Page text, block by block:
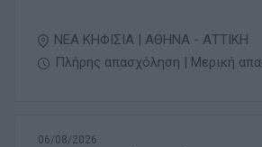
ΝΕΑ ΚΗΦΙΣΙΑ | ΑΘΗΝΑ - ΑΤΤΙΚΗ
Πλήρης απασχόληση | Μερική
06/08/2026